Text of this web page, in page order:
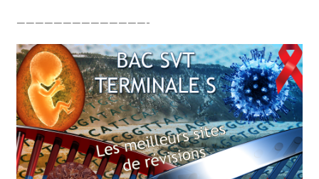
——————————————-